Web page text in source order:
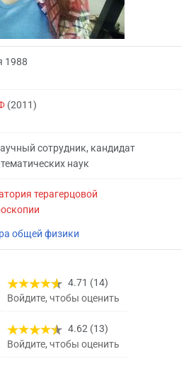
1988
(2011)
сотрудник, кандидат
наук
терагерцовой
общей физики
4.71 (14)
Войдите, чтобы оценить
4.62 (13)
Войдите, чтобы оценить